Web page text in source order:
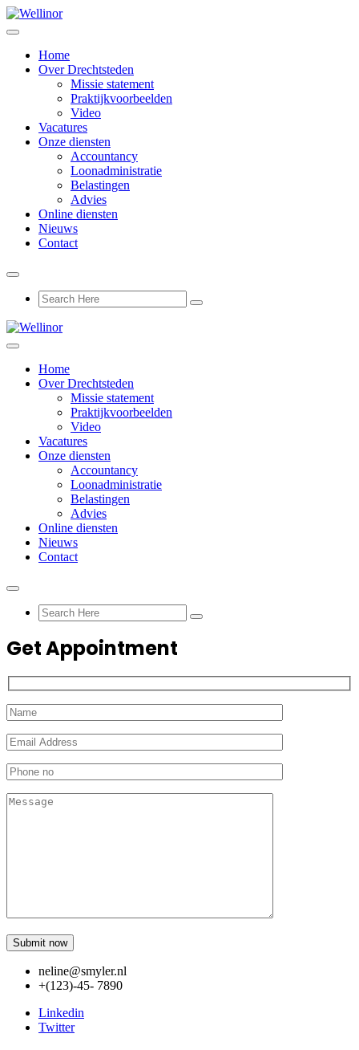
Home
Over Drechtsteden
Missie statement
Praktijkvoorbeelden
Video
Vacatures
Onze diensten
Accountancy
Loonadministratie
Belastingen
Advies
Online diensten
Nieuws
Contact
Home
Over Drechtsteden
Missie statement
Praktijkvoorbeelden
Video
Vacatures
Onze diensten
Accountancy
Loonadministratie
Belastingen
Advies
Online diensten
Nieuws
Contact
Get Appointment
neline@smyler.nl
+(123)-45- 7890
Linkedin
Twitter